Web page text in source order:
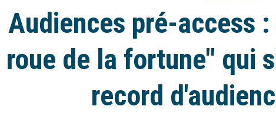
Audiences pré-access
roue de la fortune" qui
record